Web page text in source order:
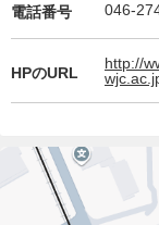
電話番号 046-
HPのURL
http://